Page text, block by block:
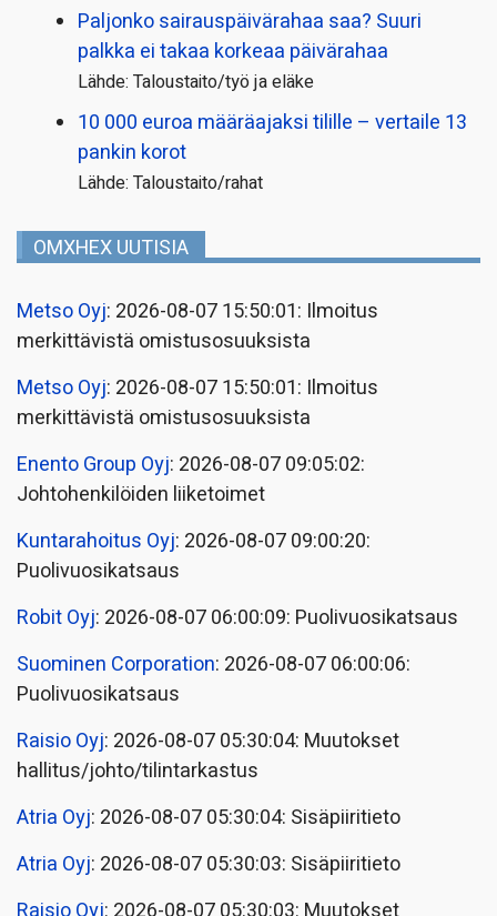
Paljonko sairauspäivä­rahaa saa? Suuri
palkka ei takaa korkeaa päivärahaa
Lähde: Taloustaito/työ ja eläke
10 000 euroa määräajaksi tilille – vertaile 13
pankin korot
Lähde: Taloustaito/rahat
OMXHEX UUTISIA
Metso Oyj: 2026-08-07 15:50:01: Ilmoitus
merkittävistä omistusosuuksista
Metso Oyj: 2026-08-07 15:50:01: Ilmoitus
merkittävistä omistusosuuksista
Enento Group Oyj: 2026-08-07 09:05:02:
Johtohenkilöiden liiketoimet
Kuntarahoitus Oyj: 2026-08-07 09:00:20:
Puolivuosikatsaus
Robit Oyj: 2026-08-07 06:00:09: Puolivuosikatsaus
Suominen Corporation: 2026-08-07 06:00:06:
Puolivuosikatsaus
Raisio Oyj: 2026-08-07 05:30:04: Muutokset
hallitus/johto/tilintarkastus
Atria Oyj: 2026-08-07 05:30:04: Sisäpiiritieto
Atria Oyj: 2026-08-07 05:30:03: Sisäpiiritieto